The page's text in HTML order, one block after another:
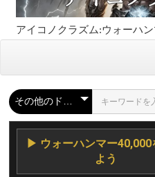
アイコノクラズム:ウォーハ
▶ ウォーハンマー40,000
よう